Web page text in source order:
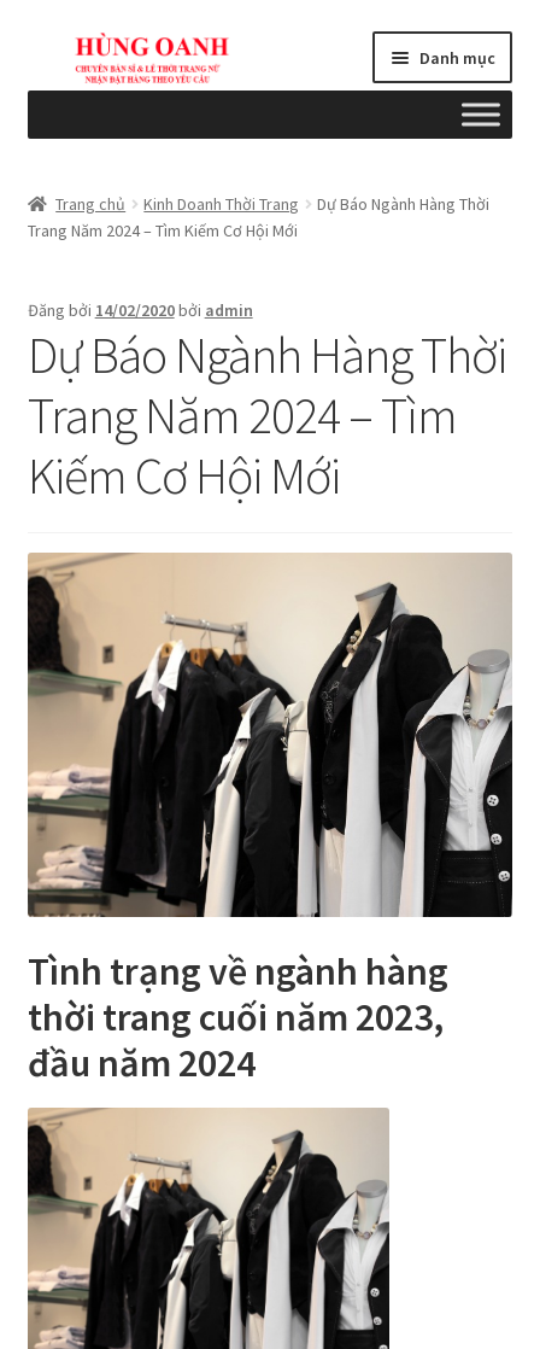
hướng
Chuyển
dung
Danh mục
Bài viết
Blogs
Cart
Checkout
Chính sách
Chúng tôi
demo
facebook
MUA HÀNG SỈ Ở CHỢ TÂN BÌNH NHƯ THẾ NÀO ?
My Account
Sản phẩm
Đặt hàng
Trang chủ Kinh Doanh Thời Trang
Dự Báo Ngành Hàng Thời
Trang Năm 2024 – Tìm Kiếm Cơ Hội Mới
Đăng bởi 14/02/2020bởi admin
Dự Báo Ngành Hàng Thời
Trang Năm 2024 – Tìm
Kiếm Cơ Hội Mới
Tình trạng về ngành hàng
thời trang cuối năm 2023,
đầu năm 2024